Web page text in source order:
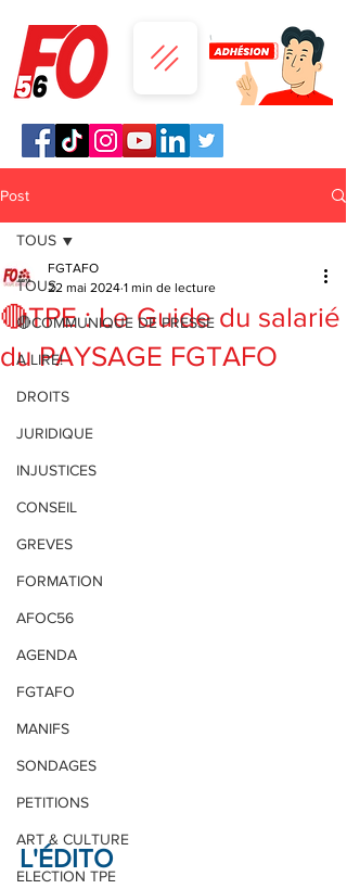
Post
TOUS
🔴COMMUNIQUE DE PRESSE
A LIRE!
DROITS
JURIDIQUE
INJUSTICES
CONSEIL
GREVES
FORMATION
AFOC56
AGENDA
FGTAFO
MANIFS
SONDAGES
PETITIONS
ART & CULTURE
ELECTION TPE
TOUS
🔴TPE : Le Guide du salarié
du PAYSAGE FGTAFO
FGTAFO
22 mai 2024 1 min de lecture
L'ÉDITO